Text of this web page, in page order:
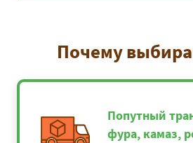
Почему
Попутный
фура, камаз,